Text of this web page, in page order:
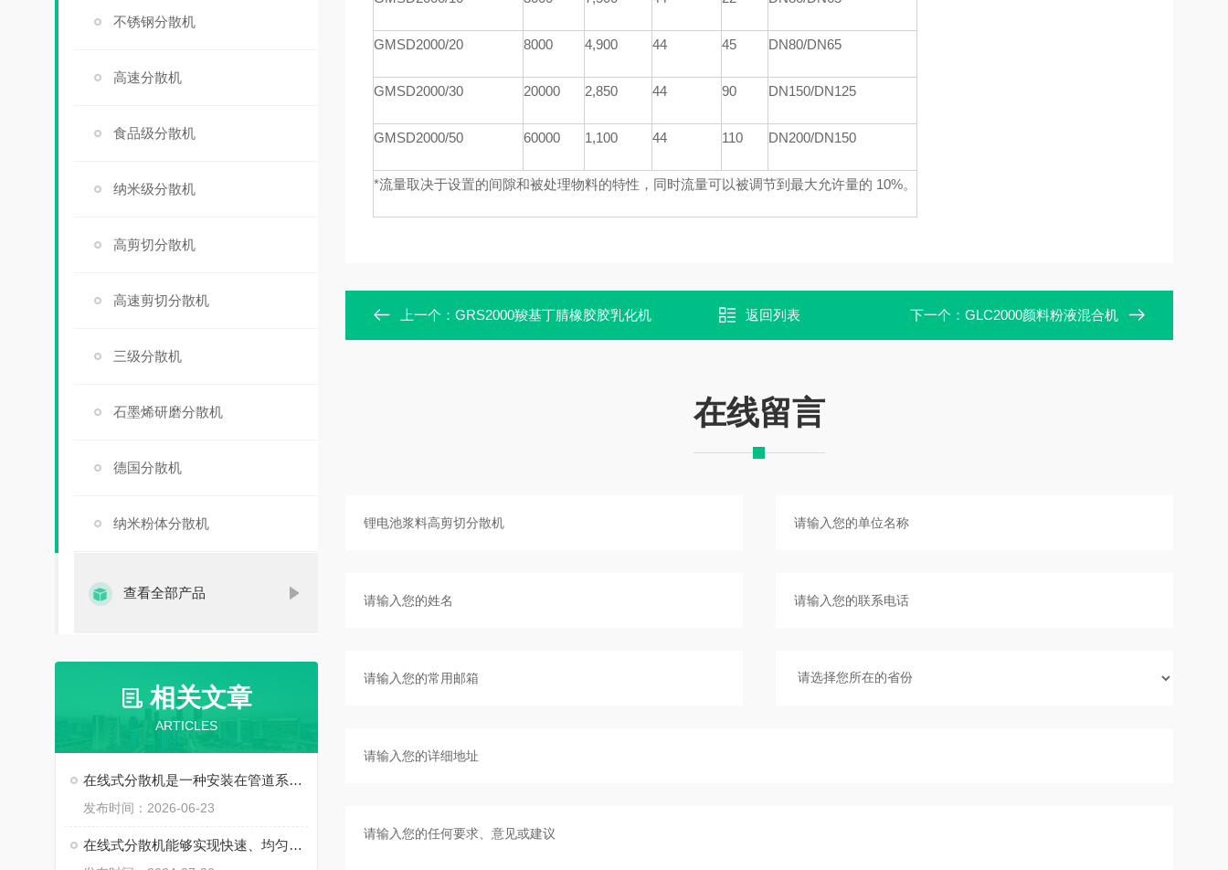
不锈钢分散机
高速分散机
食品级分散机
纳米级分散机
高剪切分散机
高速剪切分散机
三级分散机
石墨烯研磨分散机
德国分散机
纳米粉体分散机
查看全部产品
相关文章
ARTICLES
在线式分散机是一种安装在管道系统上的动态分散装置
发布时间：2026-06-23
在线式分散机能够实现快速、均匀的分散混合效果
GMSD2000/20 8000 4,900 44 45 DN80/DN65
GMSD2000/30 20000 2,850 44 90 DN150/DN125
GMSD2000/50 60000 1,100 44 110 DN200/DN150
*流量取决于设置的间隙和被处理物料的特性，同时流量可以被调节到最大允许量的 10%。
上一个： GRS2000羧基丁腈橡胶胶乳化机 返回列表 下一个： GLC2000颜料粉液混合机
在线留言